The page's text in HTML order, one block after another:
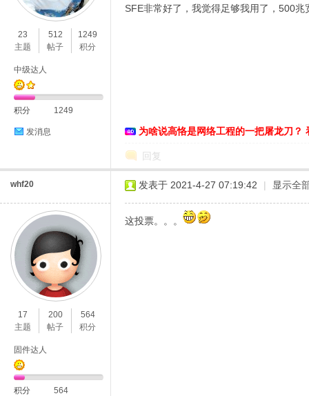
23
主题
512
帖子
1249
积分
中级达人
积分 1249
发消息
SFE非常好了，我觉得足够我用了，500
为啥说高恪是网络工程的一把屠龙刀？
回复
whf20
17
主题
200
帖子
564
积分
固件达人
积分 564
发表于 2021-4-27 07:19:42 | 显示全
这投票。。。